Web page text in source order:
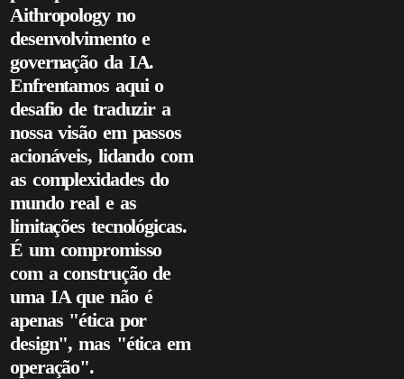
Aithropology no
desenvolvimento e
governação da IA.
Enfrentamos aqui o
desafio de traduzir a
nossa visão em passos
acionáveis, lidando com
as complexidades do
mundo real e as
limitações tecnológicas.
É um compromisso
com a construção de
uma IA que não é
apenas "ética por
design", mas "ética em
operação".